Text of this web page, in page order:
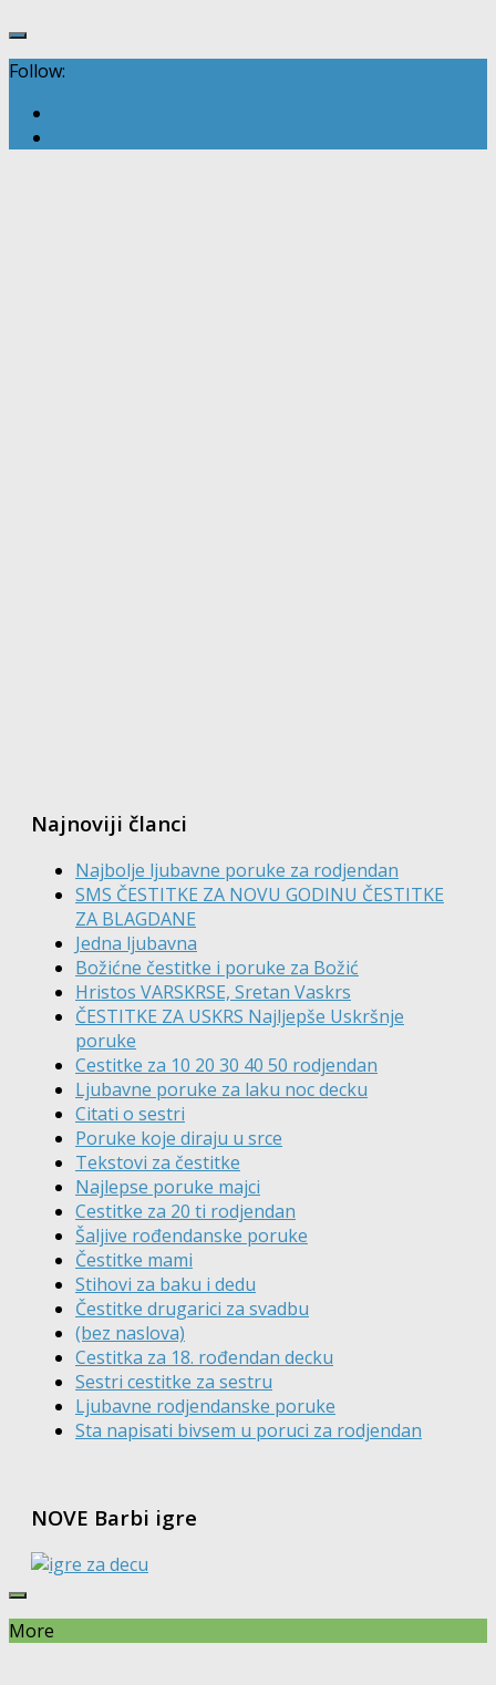
Follow:
Najnoviji članci
Najbolje ljubavne poruke za rodjendan
SMS ČESTITKE ZA NOVU GODINU ČESTITKE
ZA BLAGDANE
Jedna ljubavna
Božićne čestitke i poruke za Božić
Hristos VARSKRSE, Sretan Vaskrs
ČESTITKE ZA USKRS Najljepše Uskršnje
poruke
Cestitke za 10 20 30 40 50 rodjendan
Ljubavne poruke za laku noc decku
Citati o sestri
Poruke koje diraju u srce
Tekstovi za čestitke
Najlepse poruke majci
Cestitke za 20 ti rodjendan
Šaljive rođendanske poruke
Čestitke mami
Stihovi za baku i dedu
Čestitke drugarici za svadbu
(bez naslova)
Cestitka za 18. rođendan decku
Sestri cestitke za sestru
Ljubavne rodjendanske poruke
Sta napisati bivsem u poruci za rodjendan
NOVE Barbi igre
More